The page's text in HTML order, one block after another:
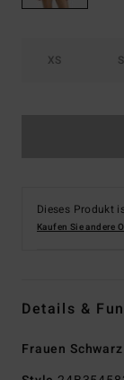
XS S
Dieses Produkt
Kaufen Sie andere
Details &
Frauen